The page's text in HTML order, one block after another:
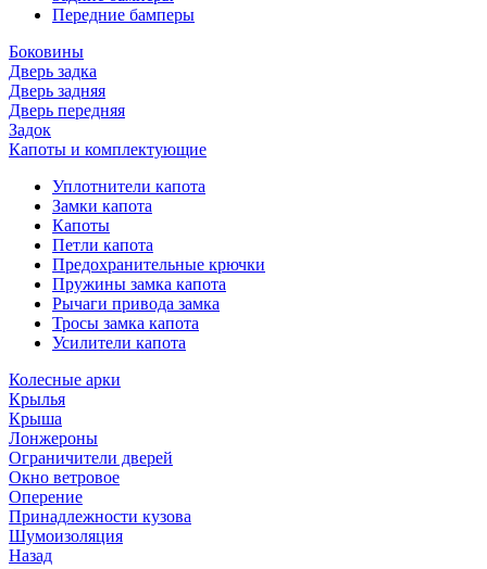
Передние бамперы
Боковины
Дверь задка
Дверь задняя
Дверь передняя
Задок
Капоты и комплектующие
Уплотнители капота
Замки капота
Капоты
Петли капота
Предохранительные крючки
Пружины замка капота
Рычаги привода замка
Тросы замка капота
Усилители капота
Колесные арки
Крылья
Крыша
Лонжероны
Ограничители дверей
Окно ветровое
Оперение
Принадлежности кузова
Шумоизоляция
Назад